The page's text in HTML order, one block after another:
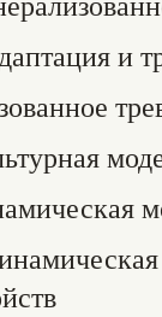
и